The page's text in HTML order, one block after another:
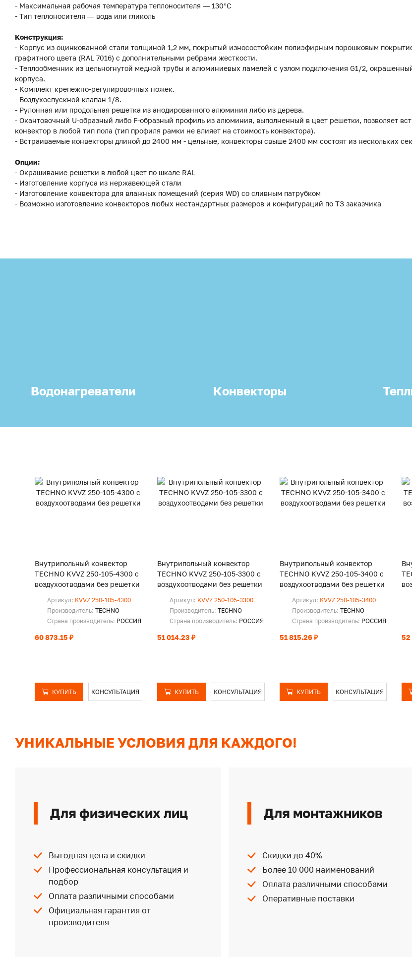
- Максимальная рабочая температура теплоносителя — 130°С
- Тип теплоносителя — вода или гликоль
Конструкция:
- Корпус из оцинкованной стали толщиной 1,2 мм, покрытый износостойким полиэфирным порошковым
графитного цвета (RAL 7016) с дополнительными ребрами жесткости.
- Теплообменник из цельногнутой медной трубы и алюминиевых ламелей с узлом подключения G1/2,
корпуса.
- Комплект крепежно-регулировочных ножек.
- Воздухоспускной клапан 1/8.
- Рулонная или продольная решетка из анодированного алюминия либо из дерева.
- Окантовочный U-образный либо F-образный профиль из алюминия, выполненный в цвет решетки, позволяет
конвектор в любой тип пола (тип профиля рамки не влияет на стоимость конвектора).
- Встраиваемые конвекторы длиной до 2400 мм - цельные, конвекторы свыше 2400 мм состоят из нескольких
Опции:
- Окрашивание решетки в любой цвет по шкале RAL
- Изготовление корпуса из нержавеющей стали
- Изготовление конвектора для влажных помещений (серия WD) со сливным патрубком
- Возможно изготовление конвекторов любых нестандартных размеров и конфигураций по ТЗ заказчика
Водонагреватели Конвекторы
Внутрипольный конвектор
TECHNO KVVZ 250-105-4300 с
воздухоотводами без решетки
Артикул: KVVZ 250-105-4300
Производитель: TECHNO
Страна производитель: РОССИЯ
60 873.15 ₽
КУПИТЬ КОНСУЛЬТАЦИЯ
Внутрипольный конвектор
TECHNO KVVZ 250-105-3300 с
воздухоотводами без решетки
Артикул: KVVZ 250-105-3300
Производитель: TECHNO
Страна производитель: РОССИЯ
51 014.23 ₽
КУПИТЬ КОНСУЛЬТАЦИЯ
Внутрипольный конвектор
TECHNO KVVZ 250-105-3400 с
воздухоотводами без решетки
Артикул: KVVZ 250-105-3400
Производитель: TECHNO
Страна производитель: РОССИЯ
51 815.26 ₽
КУПИТЬ КОНСУЛЬТАЦИЯ
52
УНИКАЛЬНЫЕ УСЛОВИЯ ДЛЯ КАЖДОГО!
Для физических лиц
Выгодная цена и скидки
Профессиональная консультация и
подбор
Оплата различными способами
Официальная гарантия от
производителя
Для монтажников
Скидки до 40%
Более 10 000 наименований
Оплата различными способами
Оперативные поставки